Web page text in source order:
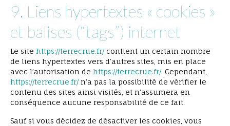
9. Liens hypertextes « cookies »
et balises (“tags”) internet
Le site https://terrecrue.fr/contient un certain nombre
de liens hypertextes vers d’autres sites, mis en place
avec l’autorisation de https://terrecrue.fr/. Cependant,
https://terrecrue.fr/n’a pas la possibilité de vérifier le
contenu des sites ainsi visités, et n’assumera en
conséquence aucune responsabilité de ce fait.
Sauf si vous décidez de désactiver les cookies, vous